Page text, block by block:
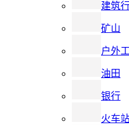
建筑
矿山
户外
油田
银行
火车